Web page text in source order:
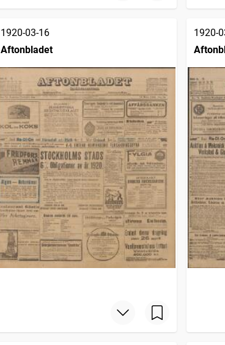
1920-03-16
Aftonbladet
1920-